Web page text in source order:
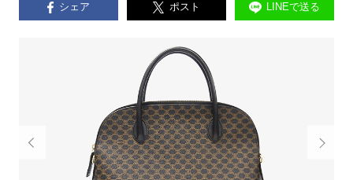
シェア ポスト LINEで送る